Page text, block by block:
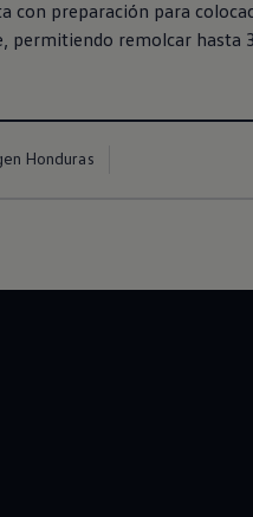
con preparación para
permitiendo remolcar hasta
Honduras